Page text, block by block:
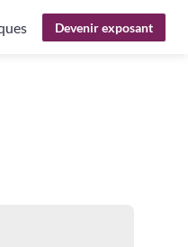
Devenir exposant